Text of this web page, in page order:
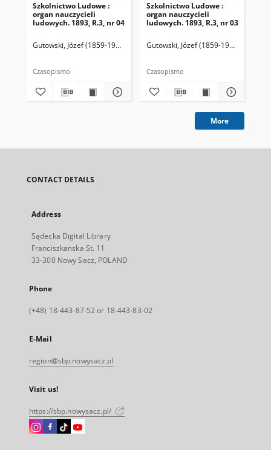
Szkolnictwo Ludowe :
organ nauczycieli
ludowych. 1893, R.3, nr 04
Gutowski, Józef (1859-1916). Redaktor
Czasopismo
Szkolnictwo Ludowe :
organ nauczycieli
ludowych. 1893, R.3, nr 03
Gutowski, Józef (1859-1916).
Czasopismo
More
CONTACT DETAILS
Address
Sądecka Digital Library
Franciszkanska St. 11
33-300 Nowy Sacz, POLAND
Phone
(+48) 18-443-87-52 or 18-443-83-02
E-Mail
region@sbp.nowysacz.pl
Visit us!
https://sbp.nowysacz.pl/
Instagram
Facebook
InstagramInstagram